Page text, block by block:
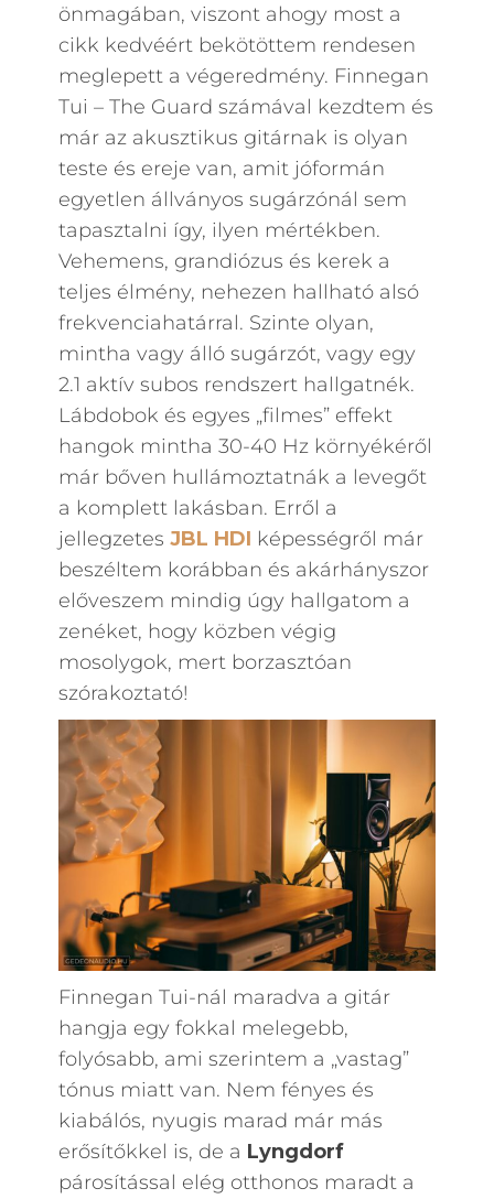
önmagában, viszont ahogy most a
cikk kedvéért bekötöttem rendesen
meglepett a végeredmény. Finnegan
Tui – The Guard számával kezdtem és
már az akusztikus gitárnak is olyan
teste és ereje van, amit jóformán
egyetlen állványos sugárzónál sem
tapasztalni így, ilyen mértékben.
Vehemens, grandiózus és kerek a
teljes élmény, nehezen hallható alsó
frekvenciahatárral. Szinte olyan,
mintha vagy álló sugárzót, vagy egy
2.1 aktív subos rendszert hallgatnék.
Lábdobok és egyes „filmes” effekt
hangok mintha 30-40 Hz környékéről
már bőven hullámoztatnák a levegőt
a komplett lakásban. Erről a
jellegzetes JBL HDI képességről már
beszéltem korábban és akárhányszor
előveszem mindig úgy hallgatom a
zenéket, hogy közben végig
mosolygok, mert borzasztóan
szórakoztató!
Finnegan Tui-nál maradva a gitár
hangja egy fokkal melegebb,
folyósabb, ami szerintem a „vastag”
tónus miatt van. Nem fényes és
kiabálós, nyugis marad már más
erősítőkkel is, de a Lyngdorf
párosítással elég otthonos maradt a